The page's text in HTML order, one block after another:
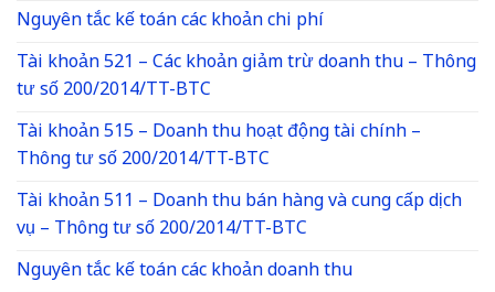
Nguyên tắc kế toán các khoản chi phí
Tài khoản 521 – Các khoản giảm trừ doanh thu – Thông
tư số 200/2014/TT-BTC
Tài khoản 515 – Doanh thu hoạt động tài chính –
Thông tư số 200/2014/TT-BTC
Tài khoản 511 – Doanh thu bán hàng và cung cấp dịch
vụ – Thông tư số 200/2014/TT-BTC
Nguyên tắc kế toán các khoản doanh thu